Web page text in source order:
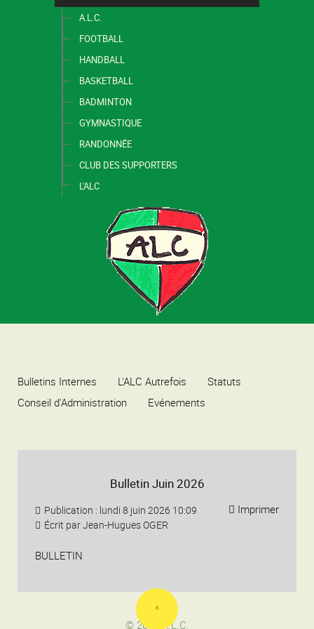
A.L.C.
FOOTBALL
HANDBALL
BASKETBALL
BADMINTON
GYMNASTIQUE
RANDONNÉE
CLUB DES SUPPORTERS
L'ALC
Bulletins Internes L'ALC Autrefois
Statuts
Conseil d'Administration
Evénements
Bulletin Juin 2026
Imprimer
Publication : lundi 8 juin 2026 10:09
Écrit parJean-Hugues OGER
BULLETIN
^
© 2019 A.L.C.